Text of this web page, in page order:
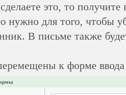
это, то
нужно для того, чтобы
В письме также
к форме